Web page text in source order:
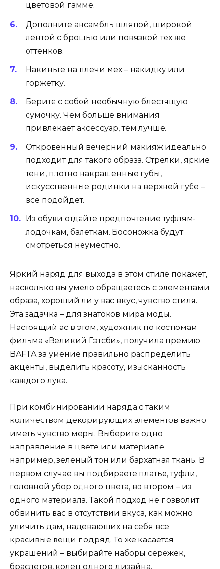
цветовой гамме.
Дополните ансамбль шляпой, широкой
лентой с брошью или повязкой тех же
оттенков.
Накиньте на плечи мех – накидку или
горжетку.
Берите с собой необычную блестящую
сумочку. Чем больше внимания
привлекает аксессуар, тем лучше.
Откровенный вечерний макияж идеально
подходит для такого образа. Стрелки, яркие
тени, плотно накрашенные губы,
искусственные родинки на верхней губе –
все подойдет.
Из обуви отдайте предпочтение туфлям-
лодочкам, балеткам. Босоножка будут
смотреться неуместно.
Яркий наряд для выхода в этом стиле покажет,
насколько вы умело обращаетесь с элементами
образа, хороший ли у вас вкус, чувство стиля.
Эта задачка – для знатоков мира моды.
Настоящий ас в этом, художник по костюмам
фильма «Великий Гэтсби», получила премию
BAFTA за умение правильно распределить
акценты, выделить красоту, изысканность
каждого лука.
При комбинировании наряда с таким
количеством декорирующих элементов важно
иметь чувство меры. Выберите одно
направление в цвете или материале,
например, зеленый тон или бархатная ткань. В
первом случае вы подбираете платье, туфли,
головной убор одного цвета, во втором – из
одного материала. Такой подход не позволит
обвинить вас в отсутствии вкуса, как можно
уличить дам, надевающих на себя все
красивые вещи подряд. То же касается
украшений – выбирайте наборы сережек,
браслетов, колец одного дизайна.